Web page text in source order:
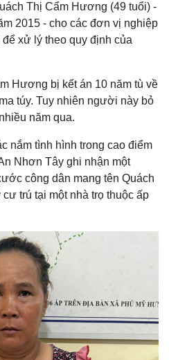
Thị Cẩm Hương (49 tuổi) -
2015 - cho các đơn vị nghiệp
xử lý theo quy định của
Hương bị kết án 10 năm tù về
túy. Tuy nhiên người này bỏ
năm qua.
nắm tình hình trong cao điểm
Nhơn Tây ghi nhận một
công dân mang tên Quách
trú tại một nhà trọ thuộc ấp